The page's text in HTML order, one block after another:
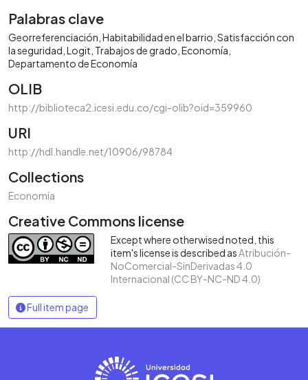
Palabras clave
Georreferenciación Habitabilidad en el barrio Satisfacción con
la seguridad Logit Trabajos de grado Economía
Departamento de Economía
OLIB
http://biblioteca2.icesi.edu.co/cgi-olib?oid=359960
URI
http://hdl.handle.net/10906/98784
Collections
Economía
Creative Commons license
Except where otherwised noted, this
item's license is described asAtribución-
NoComercial-SinDerivadas 4.0
Internacional (CC BY-NC-ND 4.0)
Full item page